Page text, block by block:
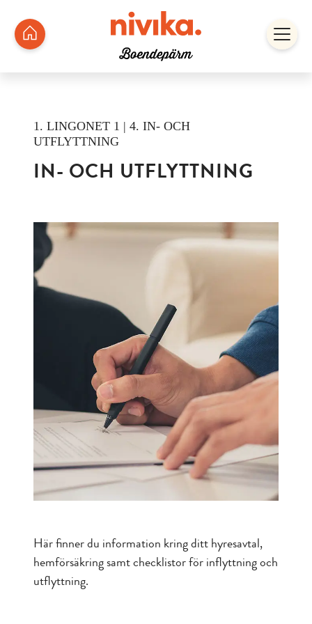
1. LINGONET 1 | 4. IN- OCH
UTFLYTTNING
IN- OCH UTFLYTTNING
Här finner du information kring ditt hyresavtal,
hemförsäkring samt checklistor för inflyttning och
utflyttning.